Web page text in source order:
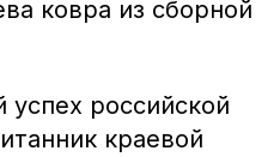
ковра из сборной
российской
краевой